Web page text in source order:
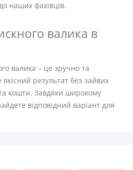
наших фахівців.
валика в
валика – це зручно та
результат без зайвих
кошти. Завдяки широкому
відповідний варіант для